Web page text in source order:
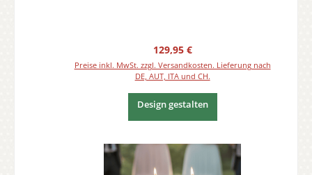
Regulärer Preis:
129,95 €
Preise inkl. MwSt. zzgl. Versandkosten. Lieferung nach
DE, AUT, ITA und CH.
Design gestalten